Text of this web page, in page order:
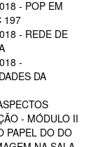
- POP EM
197
- REDE DE
-
DA
- MÓDULO II
PAPEL DO DO